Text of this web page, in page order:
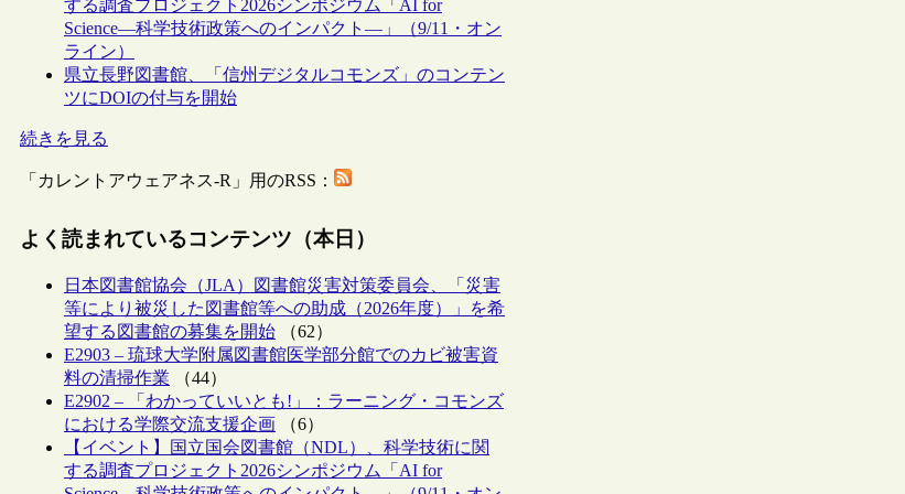
する調査プロジェクト2026シンポジウム「AI for
Science―科学技術政策へのインパクト―」（9/11・オン
ライン）
県立長野図書館、「信州デジタルコモンズ」のコンテン
ツにDOIの付与を開始
続きを見る
「カレントアウェアネス-R」用のRSS：
よく読まれているコンテンツ（本日）
日本図書館協会（JLA）図書館災害対策委員会、「災害
等により被災した図書館等への助成（2026年度）」を希
望する図書館の募集を開始 （62）
E2903 – 琉球大学附属図書館医学部分館でのカビ被害資
料の清掃作業 （44）
E2902 – 「わかっていいとも!」：ラーニング・コモンズ
における学際交流支援企画 （6）
【イベント】国立国会図書館（NDL）、科学技術に関
する調査プロジェクト2026シンポジウム「AI for